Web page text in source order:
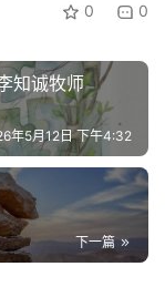
0 0
知诚牧师
年5月12日 下午4:32
下一篇